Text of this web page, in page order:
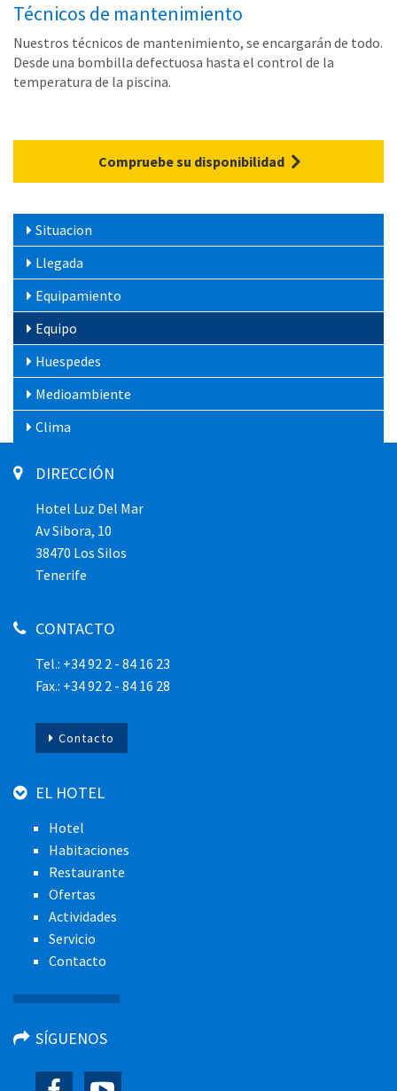
Técnicos de mantenimiento
Nuestros técnicos de mantenimiento, se encargarán de todo.
Desde una bombilla defectuosa hasta el control de la
temperatura de la piscina.
Compruebe su disponibilidad
Situacion
Llegada
Equipamiento
Equipo
Huespedes
Medioambiente
Clima
DIRECCIÓN
Hotel Luz Del Mar
Av Sibora, 10
38470 Los Silos
Tenerife
CONTACTO
Tel.: +34 92 2 - 84 16 23
Fax.: +34 92 2 - 84 16 28
Contacto
EL HOTEL
Hotel
Habitaciones
Restaurante
Ofertas
Actividades
Servicio
Contacto
SÍGUENOS